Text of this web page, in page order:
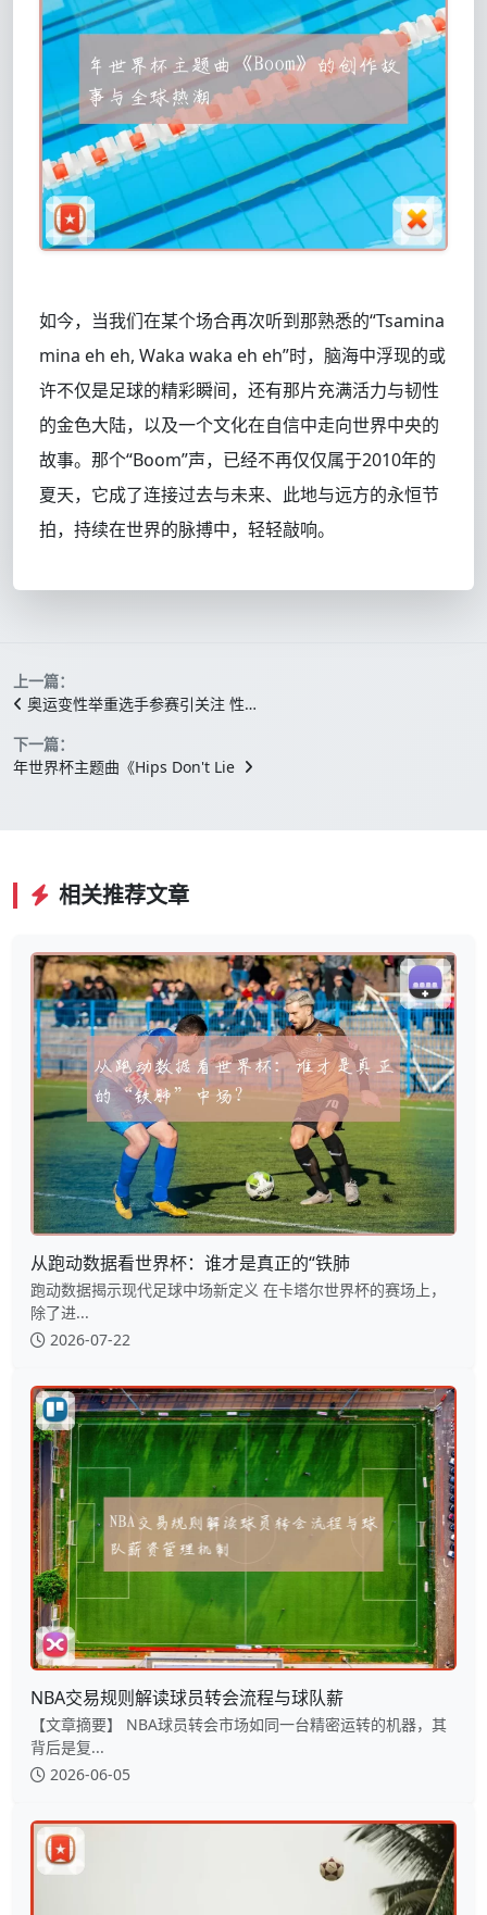
如今，当我们在某个场合再次听到那熟悉的“Tsamina
mina eh eh, Waka waka eh eh”时，脑海中浮现的或
许不仅是足球的精彩瞬间，还有那片充满活力与韧性
的金色大陆，以及一个文化在自信中走向世界中央的
故事。那个“Boom”声，已经不再仅仅属于2010年的
夏天，它成了连接过去与未来、此地与远方的永恒节
拍，持续在世界的脉搏中，轻轻敲响。
上一篇：
奥运变性举重选手参赛引关注 性…
下一篇：
年世界杯主题曲《Hips Don't Lie
相关推荐文章
从跑动数据看世界杯：谁才是真正的“铁肺
跑动数据揭示现代足球中场新定义 在卡塔尔世界杯的赛场上，
除了进...
2026-07-22
NBA交易规则解读球员转会流程与球队薪
【文章摘要】 NBA球员转会市场如同一台精密运转的机器，其
背后是复...
2026-06-05